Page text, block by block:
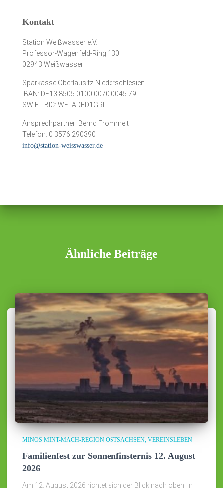
Kontakt
Station Weißwasser e.V.
Professor-Wagenfeld-Ring 130
02943 Weißwasser
Sparkasse Oberlausitz-Niederschlesien
IBAN: DE13 8505 0100 0070 0045 79
SWIFT-BIC: WELADED1GRL
Ansprechpartner: Bernd Frommelt
Telefon: 0 3576 290390
info@station-weisswasser.de
Ähnliche Beiträge
MINOS MINT-MACH-REGION OSTSACHSEN VEREINSLEBEN
Familienfest zur Sonnenfinsternis 12. August
2026
Am 12. August 2026 richtet sich der Blick nach oben: In